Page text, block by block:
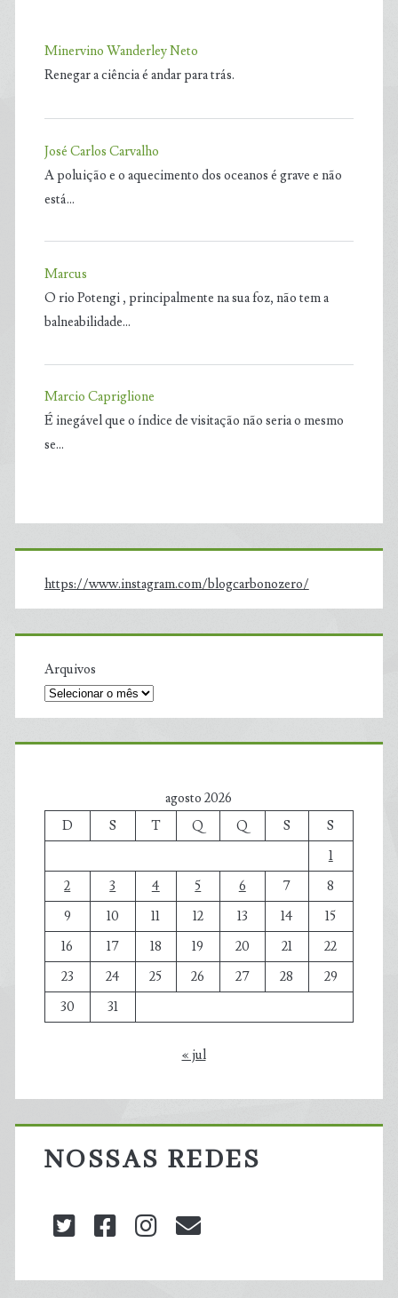
Minervino Wanderley Neto
Renegar a ciência é andar para trás.
José Carlos Carvalho
A poluição e o aquecimento dos oceanos é grave e não
está…
Marcus
O rio Potengi , principalmente na sua foz, não tem a
balneabilidade…
Marcio Capriglione
É inegável que o índice de visitação não seria o mesmo
se…
https://www.instagram.com/blogcarbonozero/
Arquivos
agosto 2026
D
S T Q Q S
S
1
2
3 4 5 6 7
8
9
10 11 12 13 14
15
16
17 18 19 20 21
22
23
24 25 26 27 28
29
30
31
« jul
NOSSAS REDES
twitterfacebookinstagram